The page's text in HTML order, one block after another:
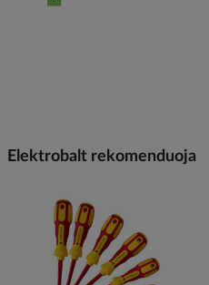
Elektrobalt rekomenduoja